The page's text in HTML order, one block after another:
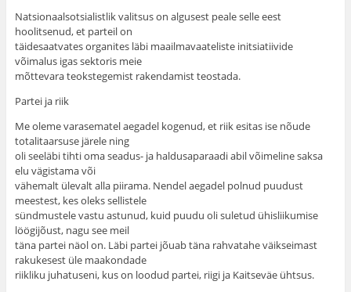
Natsionaalsotsialistlik valitsus on algusest peale selle eest
hoolitsenud, et parteil on
täidesaatvates organites läbi maailmavaateliste initsiatiivide
võimalus igas sektoris meie
mõttevara teokstegemist rakendamist teostada.
Partei ja riik
Me oleme varasematel aegadel kogenud, et riik esitas ise nõude
totalitaarsuse järele ning
oli seeläbi tihti oma seadus- ja haldusaparaadi abil võimeline saksa
elu vägistama või
vähemalt ülevalt alla piirama. Nendel aegadel polnud puudust
meestest, kes oleks sellistele
sündmustele vastu astunud, kuid puudu oli suletud ühisliikumise
löögijõust, nagu see meil
täna partei näol on. Läbi partei jõuab täna rahvatahe väikseimast
rakukesest üle maakondade
riikliku juhatuseni, kus on loodud partei, riigi ja Kaitseväe ühtsus.